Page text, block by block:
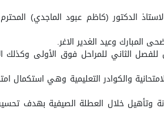
للعام الدراسي 2026/2025 برئاسة رئيس المجلس الاستاذ الدكتور (كاظم
المبارك وعيد الغدير الاغر.
الثاني للمراحل فوق الأولى وكذلك
والكوادر التعليمية وهي استكمال
خلال العطلة الصيفية بهدف تحسين